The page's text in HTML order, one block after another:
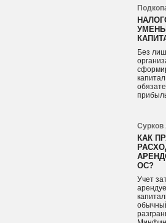
Без
Сурков
КАК
ОС?
Учет